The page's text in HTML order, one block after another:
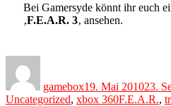
Bei Gamersyde könnt ihr euch
‚F.E.A.R. 3‚ ansehen.
gamebox19. Mai 201023.
Uncategorized, xbox 360Tags
F.E.A.R.,